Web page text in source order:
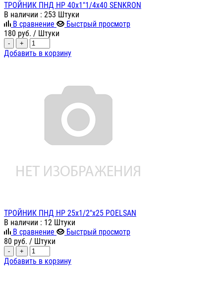
ТРОЙНИК ПНД НР 40х1"1/4х40 SENKRON
В наличии : 253 Штуки
В сравнение
Быстрый просмотр
180 руб. / Штуки
- +
Добавить в корзину
ТРОЙНИК ПНД НР 25х1/2"х25 POELSAN
В наличии : 12 Штуки
В сравнение
Быстрый просмотр
80 руб. / Штуки
- +
Добавить в корзину